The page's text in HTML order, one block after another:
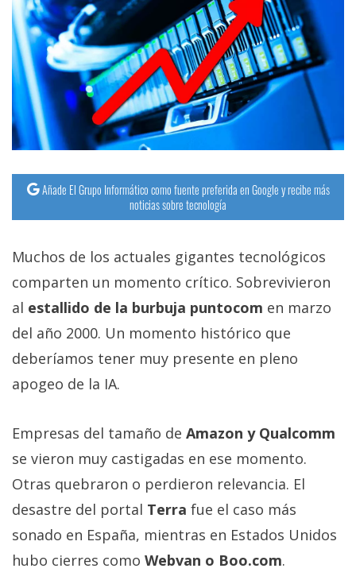
Añade El Grupo Informático como fuente preferida en Google y recibe más
noticias sobre tecnología
Muchos de los actuales gigantes tecnológicos
comparten un momento crítico. Sobrevivieron
al estallido de la burbuja puntocom en marzo
del año 2000. Un momento histórico que
deberíamos tener muy presente en pleno
apogeo de la IA.
Empresas del tamaño de Amazon y Qualcomm
se vieron muy castigadas en ese momento.
Otras quebraron o perdieron relevancia. El
desastre del portal Terra fue el caso más
sonado en España, mientras en Estados Unidos
hubo cierres como Webvan o Boo.com.